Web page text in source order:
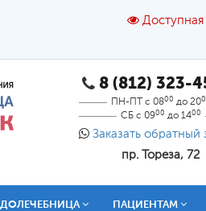
Доступная
A
Брайль Звук
8 (812) 323-
ПН-ПТ с 0800 до 20
СБ с 0900 до 1400
Заказать обратный
пр. Тореза, 72
ПАЦИЕНТАМ